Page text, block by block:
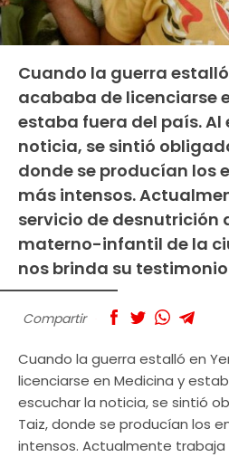
Cuando la guerra
acababa de licenciarse
estaba fuera del país. Al
noticia, se sintió
donde se producían los
más intensos.
servicio de desnutrición
materno-infantil de la
nos brinda su
Compartir
Cuando la guerra estalló en
licenciarse en Medicina y
escuchar la noticia, se sintió
Taiz, donde se producían los
intensos. Actualmente trabaja